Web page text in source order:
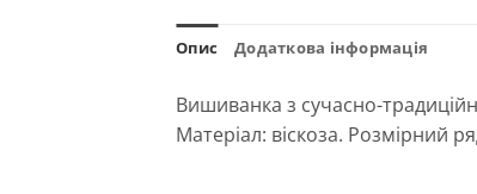
Опис Додаткова інформація
Вишиванка з сучасно-
Матеріал: віскоза. Розмірний